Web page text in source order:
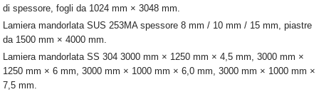
di spessore, fogli da 1024 mm × 3048 mm.
Lamiera mandorlata SUS 253MA spessore 8 mm / 10 mm / 15 mm, piastre
da 1500 mm × 4000 mm.
Lamiera mandorlata SS 304 3000 mm × 1250 mm × 4,5 mm, 3000 mm ×
1250 mm × 6 mm, 3000 mm × 1000 mm × 6,0 mm, 3000 mm × 1000 mm ×
7,5 mm.